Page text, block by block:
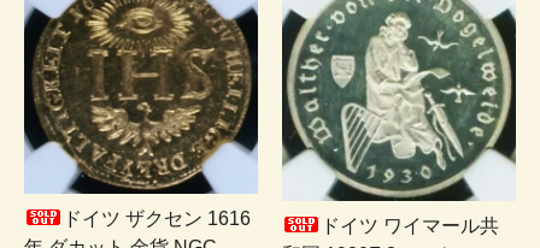
ドイツ ザクセン 1616
ドイツ ワイマール共